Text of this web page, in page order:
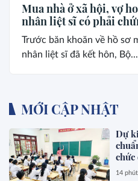
Mua nhà ở xã hội, vợ
nhân liệt sĩ có phải
Trước băn khoăn về hồ sơ
nhân liệt sĩ đã kết hôn, Bộ...
MỚI CẬP NHẬT
Dự
chức
14